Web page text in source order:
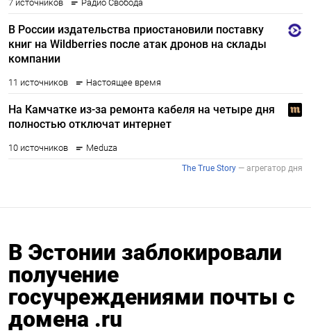
В Эстонии заблокировали
получение
госучреждениями почты с
домена .ru